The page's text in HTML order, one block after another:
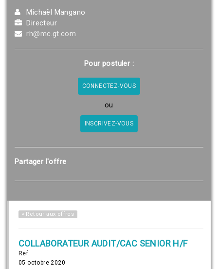
Michaël Mangano
Directeur
rh@mc.gt.com
Pour postuler :
CONNECTEZ-VOUS
ou
INSCRIVEZ-VOUS
Partager l'offre
« Retour aux offres
COLLABORATEUR AUDIT/CAC SENIOR H/F
Ref.
05 octobre 2020